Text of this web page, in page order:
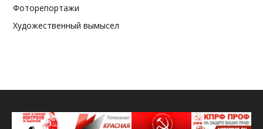
Фоторепортажи
Художественный вымысел